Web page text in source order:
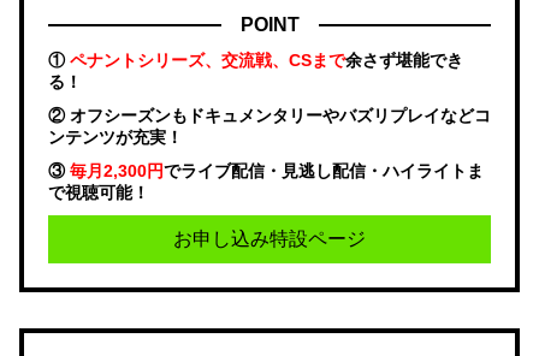
POINT
①ペナントシリーズ、交流戦、CSまで余さず堪能でき
る！
② オフシーズンもドキュメンタリーやバズリプレイなどコ
ンテンツが充実！
③毎月2,300円でライブ配信・見逃し配信・ハイライトま
で視聴可能！
お申し込み特設ページ